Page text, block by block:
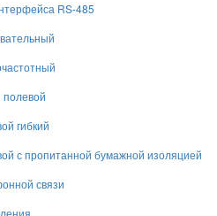
RS-485
полевой
гибкий
с пропитанной бумажной изоляцией
связи